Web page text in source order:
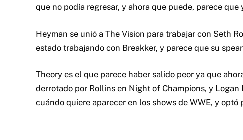
que no podía regresar, y ahora que puede, parece
Heyman se unió a The Vision para trabajar con Seth
estado trabajando con Breakker, y parece que su
Theory es el que parece haber salido peor ya que
derrotado por Rollins en Night of Champions, y
cuándo quiere aparecer en los shows de WWE, y optó